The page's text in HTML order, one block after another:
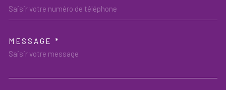
MESSAGE *